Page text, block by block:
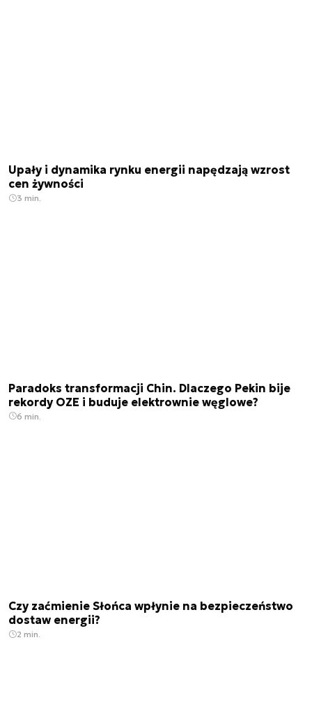
Upały i dynamika rynku energii napędzają wzrost
cen żywności
3 min.
Paradoks transformacji Chin. Dlaczego Pekin bije
rekordy OZE i buduje elektrownie węglowe?
6 min.
Czy zaćmienie Słońca wpłynie na bezpieczeństwo
dostaw energii?
2 min.